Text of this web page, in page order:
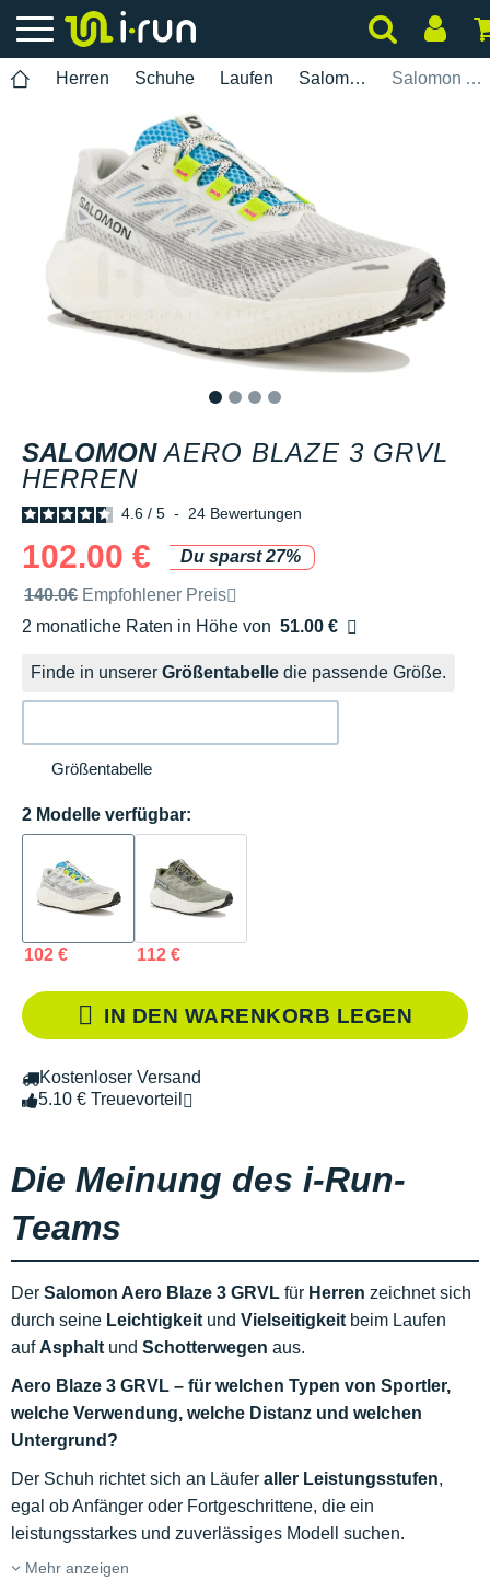
Herren Schuhe Laufen Salomon Salomon Aero Blaze 3 GRVL Herren
SALOMON AERO BLAZE 3 GRVL
HERREN
4.6 / 5 - 24 Bewertungen
102.00 €
Du sparst 27%
Unverbindliche Preisempfehlung der Marke
140.0€ Empfohlener Preis
2 monatliche Raten in Höhe von 51.00 €
Ohne Zusatzkosten
Finde in unserer Größentabelle die passende Größe.
Größentabelle
2 Modelle verfügbar:
102 € 112 €
IN DEN WARENKORB LEGEN
Kostenloser Versand
5.10 € Treuevorteil
Die Meinung des i-Run-
Teams
Der Salomon Aero Blaze 3 GRVL für Herren zeichnet sich
durch seine Leichtigkeit und Vielseitigkeit beim Laufen
auf Asphalt und Schotterwegen aus.
Aero Blaze 3 GRVL – für welchen Typen von Sportler,
welche Verwendung, welche Distanz und welchen
Untergrund?
Der Schuh richtet sich an Läufer aller Leistungsstufen,
egal ob Anfänger oder Fortgeschrittene, die ein
leistungsstarkes und zuverlässiges Modell suchen.
Mehr anzeigen